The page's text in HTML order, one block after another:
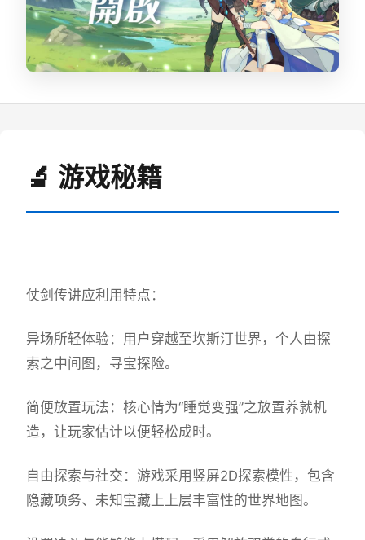
🔬 游戏秘籍
仗剑传讲应利用特点：
异场所轻体验：用户穿越至坎斯汀世界，个人由探
索之中间图，寻宝探险。
简便放置玩法：核心情为“睡觉变强”之放置养就机
造，让玩家估计以便轻松成时。
自由探索与社交：游戏采用竖屏2D探索模性，包含
隐藏项务、未知宝藏上上层丰富性的世界地图。